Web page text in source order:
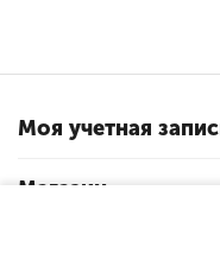
Моя учетная
Магазин